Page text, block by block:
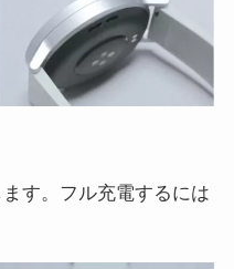
す。フル充電するには